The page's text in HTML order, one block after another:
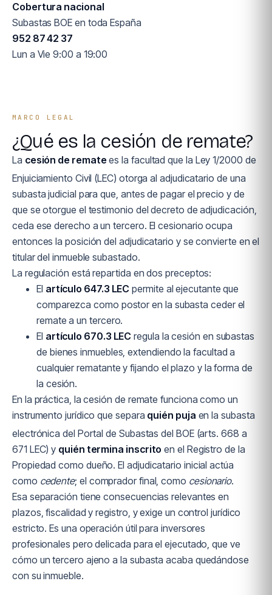
Cobertura nacional
Subastas BOE en toda España
952 87 42 37
Lun a Vie 9:00 a 19:00
MARCO LEGAL
¿Qué es la cesión de remate?
La cesión de remate es la facultad que la Ley 1/2000 de
Enjuiciamiento Civil (LEC) otorga al adjudicatario de una
subasta judicial para que, antes de pagar el precio y de
que se otorgue el testimonio del decreto de adjudicación,
ceda ese derecho a un tercero. El cesionario ocupa
entonces la posición del adjudicatario y se convierte en el
titular del inmueble subastado.
La regulación está repartida en dos preceptos:
El artículo 647.3 LEC permite al ejecutante que
comparezca como postor en la subasta ceder el
remate a un tercero.
El artículo 670.3 LEC regula la cesión en subastas
de bienes inmuebles, extendiendo la facultad a
cualquier rematante y fijando el plazo y la forma de
la cesión.
En la práctica, la cesión de remate funciona como un
instrumento jurídico que separa quién puja en la subasta
electrónica del Portal de Subastas del BOE (arts. 668 a
671 LEC) y quién termina inscrito en el Registro de la
Propiedad como dueño. El adjudicatario inicial actúa
como cedente; el comprador final, como cesionario.
Esa separación tiene consecuencias relevantes en
plazos, fiscalidad y registro, y exige un control jurídico
estricto. Es una operación útil para inversores
profesionales pero delicada para el ejecutado, que ve
cómo un tercero ajeno a la subasta acaba quedándose
con su inmueble.